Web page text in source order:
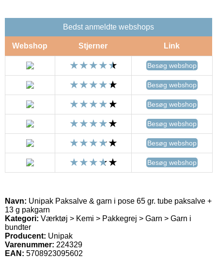
Bedst anmeldte webshops
Webshop Stjerner Link
Besøg webshop
Besøg webshop
Besøg webshop
Besøg webshop
Besøg webshop
Besøg webshop
Navn: Unipak Paksalve & garn i pose 65 gr. tube paksalve +
13 g pakgarn
Kategori: Værktøj > Kemi > Pakkegrej > Garn > Garn i
bundter
Producent: Unipak
Varenummer: 224329
EAN: 5708923095602